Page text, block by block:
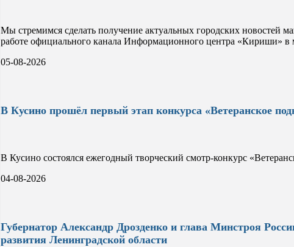
Мы стремимся сделать получение актуальных городских новостей
работе официального канала Информационного центра «Кириши» в
05-08-2026
В Кусино прошёл первый этап конкурса «Ветеранское
В Кусино состоялся ежегодный творческий смотр-конкурс
04-08-2026
Губернатор Александр Дрозденко и глава Минстроя
развития Ленинградской области